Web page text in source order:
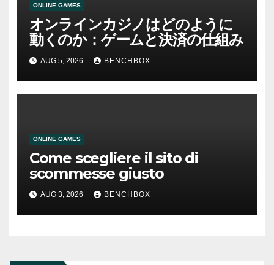
ONLINE GAMES
オンラインカジノはどのように
動くのか：ゲームと決済の仕組み
AUG 5, 2026 BENCHBOX
ONLINE GAMES
Come scegliere il sito di
scommesse giusto
AUG 3, 2026 BENCHBOX